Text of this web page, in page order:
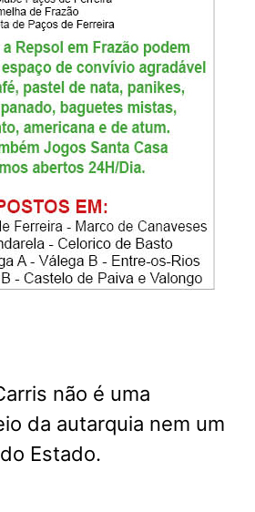
não é uma
da autarquia nem um
Estado.